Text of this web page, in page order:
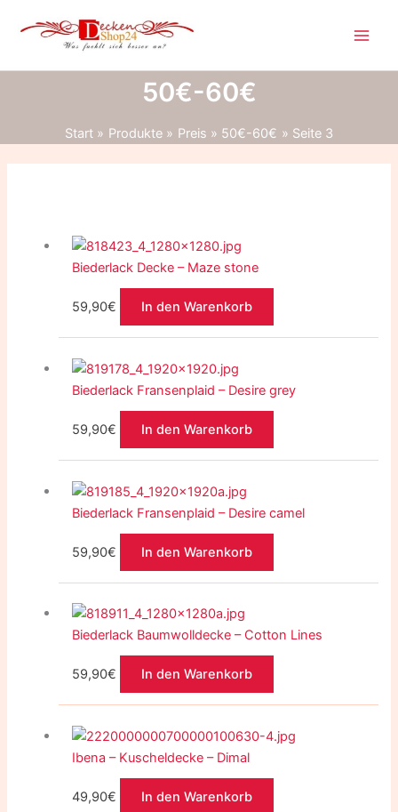
Inhalt
50€-60€
Start Produkte Preis 50€-60€ Seite 3
Biederlack Decke – Maze stone
59,90€ In den Warenkorb
Biederlack Fransenplaid – Desire grey
59,90€ In den Warenkorb
Biederlack Fransenplaid – Desire camel
59,90€ In den Warenkorb
Biederlack Baumwolldecke – Cotton Lines
59,90€ In den Warenkorb
Ibena – Kuscheldecke – Dimal
49,90€ In den Warenkorb